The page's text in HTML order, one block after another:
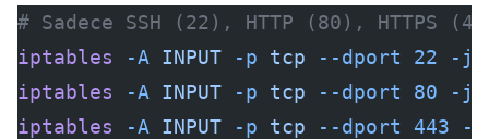
# Sadece SSH (22), HTTP (80), HTTPS
iptables -A INPUT -p tcp --dport 22 -j
iptables -A INPUT -p tcp --dport 80 -j
iptables -A INPUT -p tcp --dport 443 -j